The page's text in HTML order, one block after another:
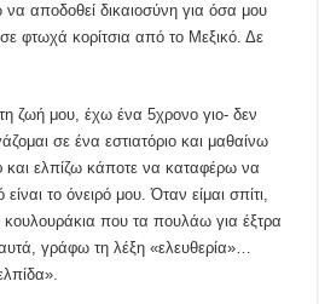
αποδοθεί δικαιοσύνη για όσα μου
φτωχά κορίτσια από το Μεξικό. Δε
ζωή μου, έχω ένα 5χρονο γιο- δεν
σε ένα εστιατόριο και μαθαίνω
ελπίζω κάποτε να καταφέρω να
το όνειρό μου. Όταν είμαι σπίτι,
κουλουράκια που τα πουλάω για έξτρα
γράφω τη λέξη «ελευθερία»…